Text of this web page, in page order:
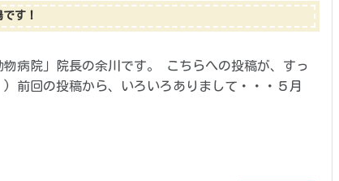
す！
病院」院長の余川です。 こちらへの投稿が、すっ
回の投稿から、いろいろありまして・・・５月